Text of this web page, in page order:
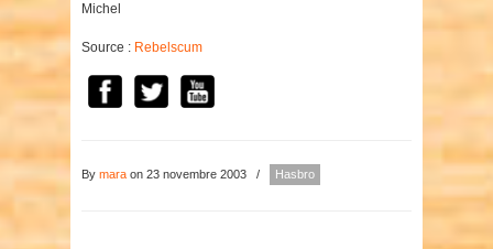
Michel
Source : Rebelscum
By mara on 23 novembre 2003 / Hasbro